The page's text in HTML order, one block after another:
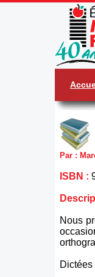
Par :
ISBN :
Nous